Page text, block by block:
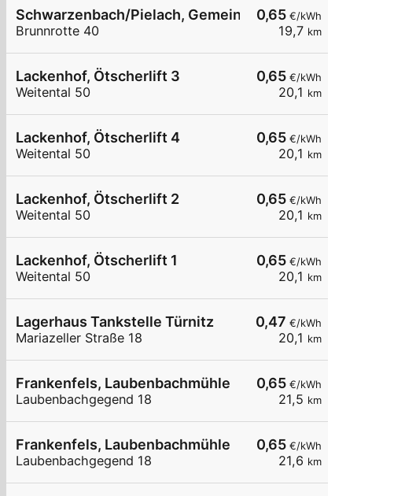
0,65€/kWh
19,7 km
Schwarzenbach/Pielach, Gemeindeamt
Brunnrotte 40
0,65€/kWh
20,1 km
Lackenhof, Ötscherlift 3
Weitental 50
0,65€/kWh
20,1 km
Lackenhof, Ötscherlift 4
Weitental 50
0,65€/kWh
20,1 km
Lackenhof, Ötscherlift 2
Weitental 50
0,65€/kWh
20,1 km
Lackenhof, Ötscherlift 1
Weitental 50
0,47 €/kWh
20,1 km
Lagerhaus Tankstelle Türnitz
Mariazeller Straße 18
0,65€/kWh
21,5 km
Frankenfels, Laubenbachmühle
Laubenbachgegend 18
0,65€/kWh
21,6 km
Frankenfels, Laubenbachmühle
Laubenbachgegend 18